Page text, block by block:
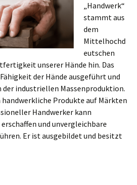
„Handwerk“
stammt aus
dem
Mittelhochd
eutschen
unserer Hände hin. Das
der Hände ausgeführt und
der industriellen Massenproduktion.
Produkte auf Märkten
Handwerker kann
und unvergleichbare
Er ist ausgebildet und besitzt
wichtigstes Werkzeug